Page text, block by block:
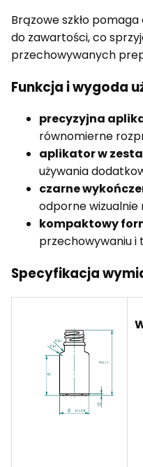
Brązowe szkło
do zawartości, co
przechowywanych
Funkcja i wygoda
precyzyjna
równomierne
aplikator w
używania
czarne
odporne wizualnie
kompaktowy
przechowywaniu i
Specyfikacja